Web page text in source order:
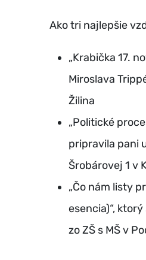
Ako tri najlepšie
„Krabička 17.
Miroslava
Žilina
„Politické
pripravila pani
Šrobárovej 1 v
„Čo nám listy
esencia)“,
zo ZŠ s MŠ v